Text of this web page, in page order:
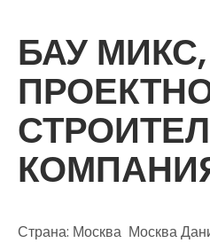
БАУ МИКС,
Страна: Москва Москва